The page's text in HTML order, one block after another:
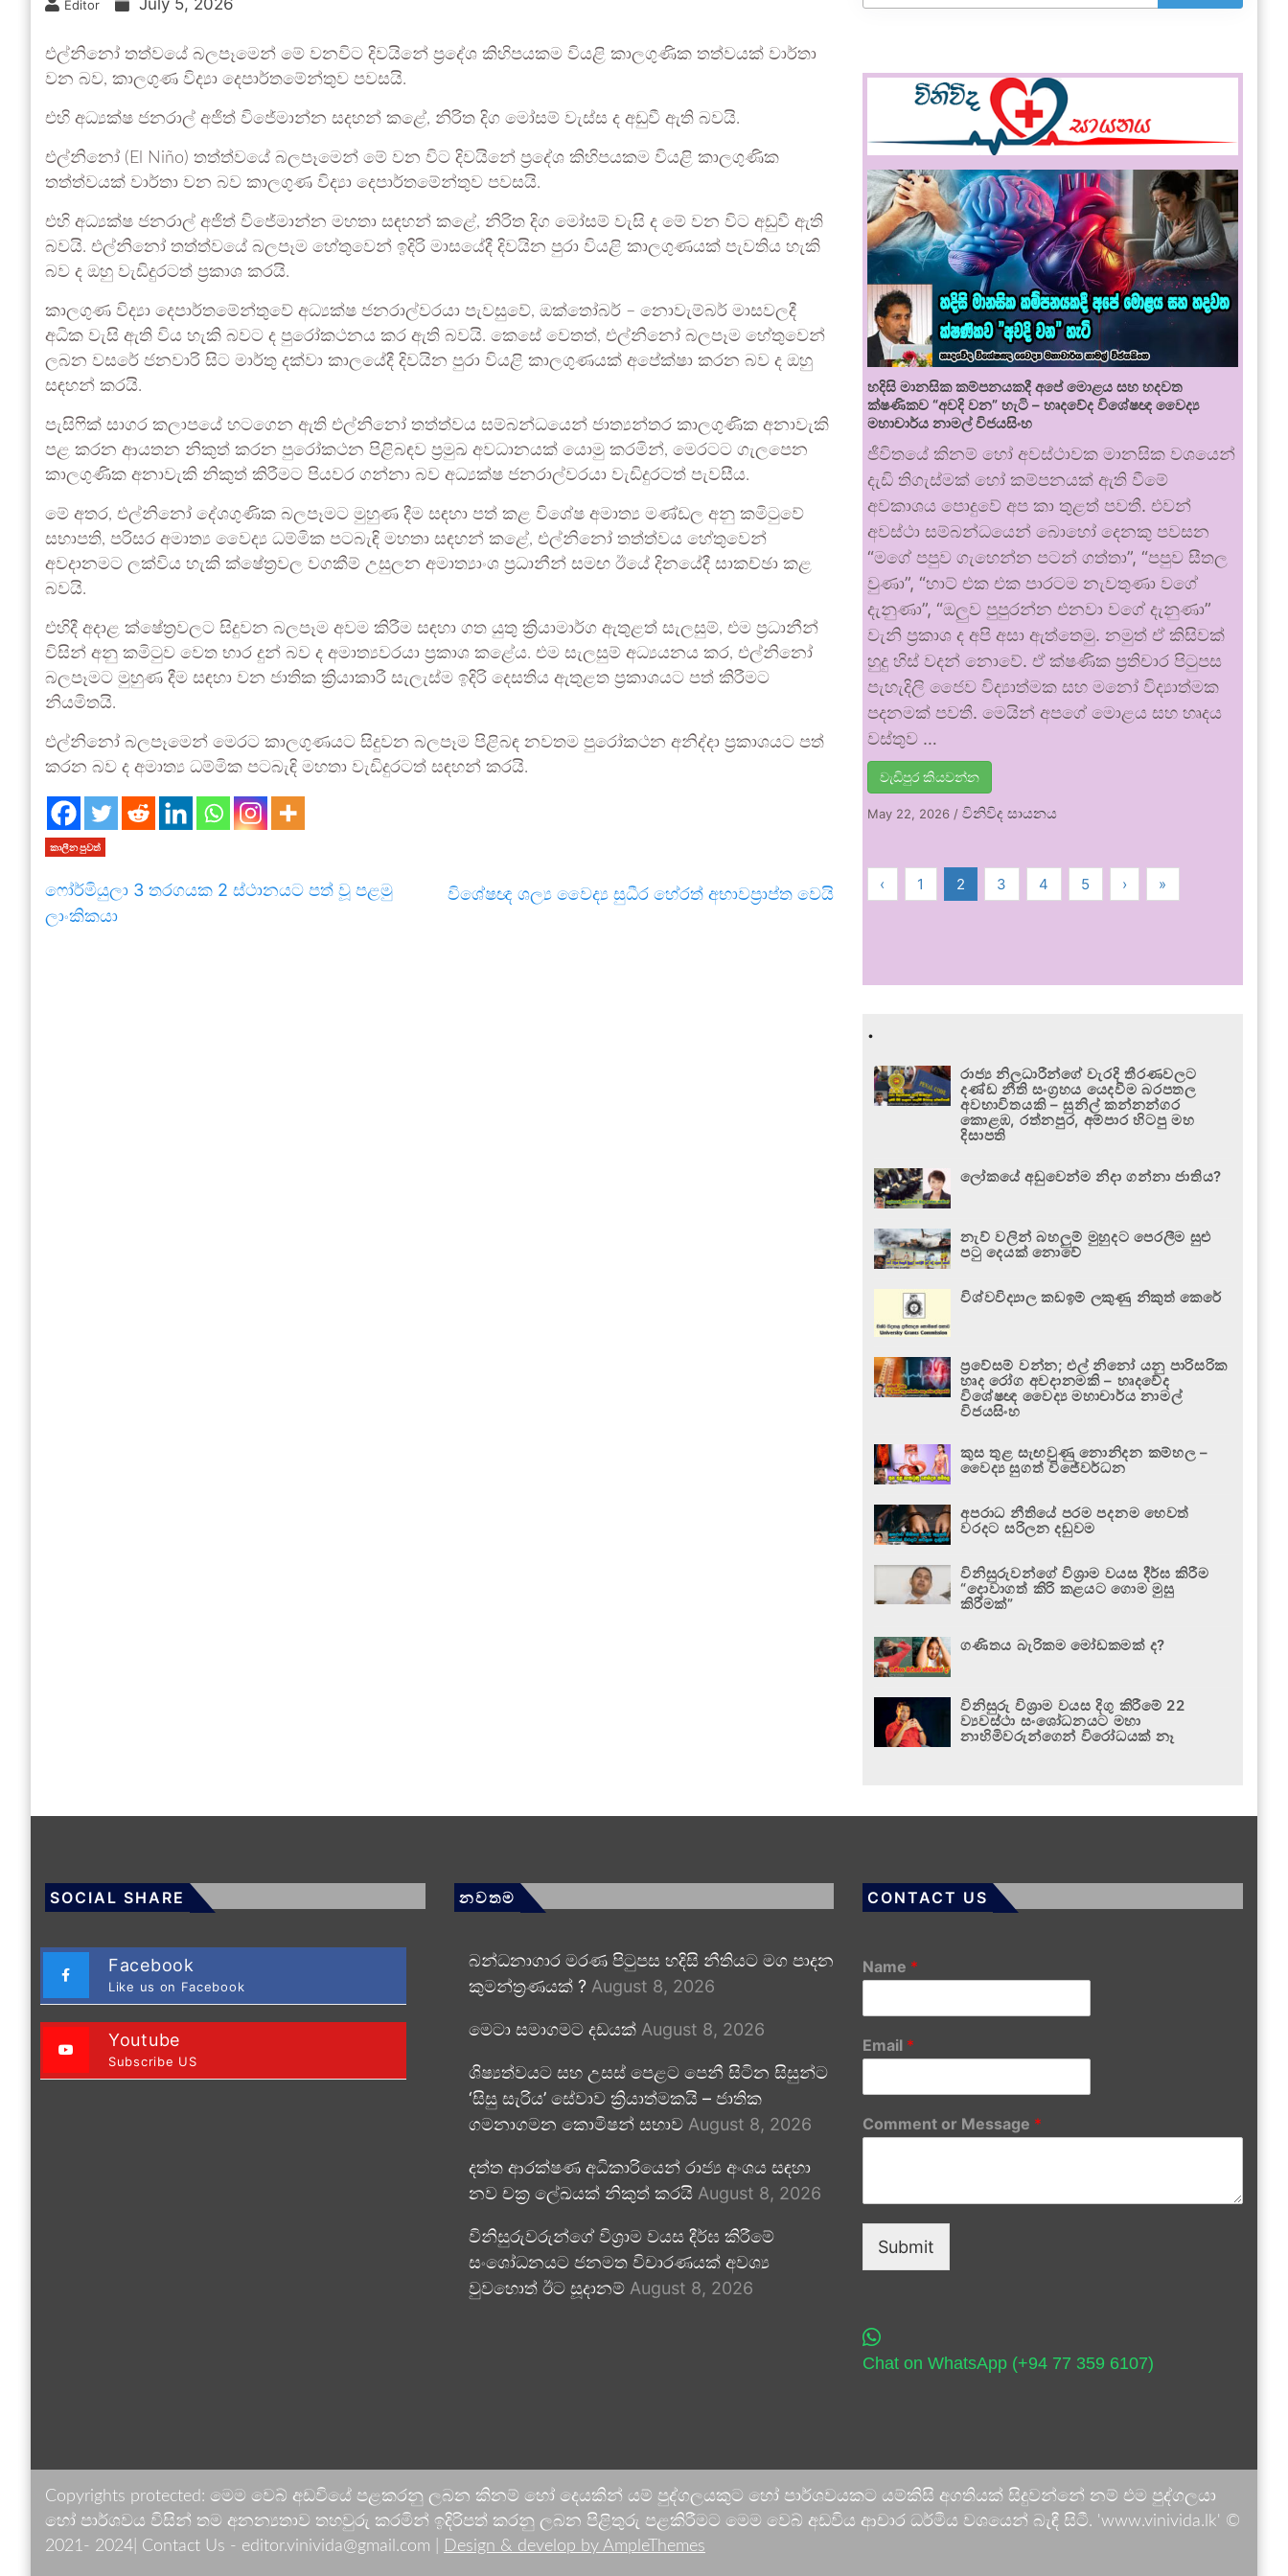
Editor July 5, 2026
එල්නිනෝ තත්වයේ බලපෑමෙන් මේ වනවිට දිවයිනේ ප්‍රදේශ කිහිපයකම වියළි කාලගුණික තත්වයක් වාර්තා
වන බව, කාලගුණ විද්‍යා දෙපාර්තමේන්තුව පවසයි.
එහි අධ්‍යක්ෂ ජනරාල් අජිත් විජේමාන්න සදහන් කළේ, නිරිත දිග මෝසම් වැස්ස ද අඩුවී ඇති බවයි.
එල්නිනෝ (El Niño) තත්ත්වයේ බලපෑමෙන් මේ වන විට දිවයිනේ ප්‍රදේශ කිහිපයකම වියළි කාලගුණික
තත්ත්වයක් වාර්තා වන බව කාලගුණ විද්‍යා දෙපාර්තමේන්තුව පවසයි.
එහි අධ්‍යක්ෂ ජනරාල් අජිත් විජේමාන්න මහතා සඳහන් කළේ, නිරිත දිග මෝසම් වැසි ද මේ වන විට අඩුවී ඇති
බවයි. එල්නිනෝ තත්ත්වයේ බලපෑම හේතුවෙන් ඉදිරි මාසයේදී දිවයින පුරා වියළි කාලගුණයක් පැවතිය හැකි
බව ද ඔහු වැඩිදුරටත් ප්‍රකාශ කරයි.
කාලගුණ විද්‍යා දෙපාර්තමේන්තුවේ අධ්‍යක්ෂ ජනරාල්වරයා පැවසුවේ, ඔක්තෝබර් – නොවැම්බර් මාසවලදී
අධික වැසි ඇති විය හැකි බවට ද පුරෝකථනය කර ඇති බවයි. කෙසේ වෙතත්, එල්නිනෝ බලපෑම හේතුවෙන්
ලබන වසරේ ජනවාරි සිට මාර්තු දක්වා කාලයේදී දිවයින පුරා වියළි කාලගුණයක් අපේක්ෂා කරන බව ද ඔහු
සඳහන් කරයි.
පැසිෆික් සාගර කලාපයේ හටගෙන ඇති එල්නිනෝ තත්ත්වය සම්බන්ධයෙන් ජාත්‍යන්තර කාලගුණික අනාවැකි
පළ කරන ආයතන නිකුත් කරන පුරෝකථන පිළිබඳව ප්‍රමුඛ අවධානයක් යොමු කරමින්, මෙරටට ගැලපෙන
කාලගුණික අනාවැකි නිකුත් කිරීමට පියවර ගන්නා බව අධ්‍යක්ෂ ජනරාල්වරයා වැඩිදුරටත් පැවසීය.
මේ අතර, එල්නිනෝ දේශගුණික බලපෑමට මුහුණ දීම සඳහා පත් කළ විශේෂ අමාත්‍ය මණ්ඩල අනු කමිටුවේ
සභාපති, පරිසර අමාත්‍ය වෛද්‍ය ධම්මික පටබැඳි මහතා සඳහන් කළේ, එල්නිනෝ තත්ත්වය හේතුවෙන්
අවදානමට ලක්විය හැකි ක්ෂේත්‍රවල වගකීම් උසුලන අමාත්‍යාංශ ප්‍රධානීන් සමඟ ඊයේ දිනයේදී සාකච්ඡා කළ
බවයි.
එහිදී අදාළ ක්ෂේත්‍රවලට සිදුවන බලපෑම අවම කිරීම සඳහා ගත යුතු ක්‍රියාමාර්ග ඇතුළත් සැලසුම්, එම ප්‍රධානීන්
විසින් අනු කමිටුව වෙත භාර දුන් බව ද අමාත්‍යවරයා ප්‍රකාශ කළේය. එම සැලසුම් අධ්‍යයනය කර, එල්නිනෝ
බලපෑමට මුහුණ දීම සඳහා වන ජාතික ක්‍රියාකාරී සැලැස්ම ඉදිරි දෙසතිය ඇතුළත ප්‍රකාශයට පත් කිරීමට
නියමිතයි.
එල්නිනෝ බලපෑමෙන් මෙරට කාලගුණයට සිදුවන බලපෑම පිළිබඳ නවතම පුරෝකථන අනිද්දා ප්‍රකාශයට පත්
කරන බව ද අමාත්‍ය ධම්මික පටබැඳි මහතා වැඩිදුරටත් සඳහන් කරයි.
කාලීන පුවත්
ෆෝර්මියුලා 3 තරගයක 2 ස්ථානයට පත් වූ පළමු
ලාංකිකයා
විශේෂඥ ශල්‍ය වෛද්‍ය සුධීර හේරත් අභාවප්‍රාප්ත වෙයි
හදිසි මානසික කම්පනයකදී අපේ මොළය සහ හදවත
ක්ෂණිකව “අවදි වන” හැටි – හෘදවේද විශේෂඥ වෛද්‍ය
මහාචාර්ය නාමල් විජයසිංහ
ජීවිතයේ කිනම් හෝ අවස්ථාවක මානසික වශයෙන්
දැඩි තිගැස්මක් හෝ කම්පනයක් ඇති වීමේ
අවකාශය පොදුවේ අප කා තුළත් පවතී. එවන්
අවස්ථා සම්බන්ධයෙන් බොහෝ දෙනකු පවසන
“මගේ පපුව ගැහෙන්න පටන් ගත්තා”, “පපුව සීතල
වුණා”, “හාට් එක එක පාරටම නැවතුණා වගේ
දැනුණා”, “ඔලුව පුපුරන්න එනවා වගේ දැනුණා”
වැනි ප්‍රකාශ ද අපි අසා ඇත්තෙමු. නමුත් ඒ කිසිවක්
හුදු හිස් වදන් නොවේ. ඒ ක්ෂණික ප්‍රතිචාර පිටුපස
පැහැදිලි ජෛව විද්‍යාත්මක සහ මනෝ විද්‍යාත්මක
පදනමක් පවතී. මෙයින් අපගේ මොළය සහ හෘදය
වස්තුව …
වැඩිපුර කියවන්න
May 22, 2026 /විනිවිද සායනය
‹ 1 2 3 4 5 › »
.
රාජ්‍ය නිලධාරීන්ගේ වැරදි තීරණවලට
දණ්ඩ නීති සංග්‍රහය යෙදවීම බරපතල
අවභාවිතයකි – සුනිල් කන්නන්ගර
කොළඹ, රත්නපුර, අම්පාර හිටපු මහ
දිසාපති
ලෝකයේ අඩුවෙන්ම නිදා ගන්නා ජාතිය?
නැව් වලින් බහලුම් මුහුදට පෙරලීම සුළු
පටු දෙයක් නොවේ
විශ්වවිද්‍යාල කඩඉම් ලකුණු නිකුත් කෙරේ
ප්‍රවේසම් වන්න; එල් නිනෝ යනු පාරිසරික
හෘද රෝග අවදානමකි – හෘදවේද
විශේෂඥ වෛද්‍ය මහාචාර්ය නාමල්
විජයසිංහ
කුස තුළ සැඟවුණු නොනිදන කම්හල –
වෛද්‍ය සුගත් විජේවර්ධන
අපරාධ නීතියේ පරම පදනම හෙවත්
වරදට සරිලන දඬුවම
විනිසුරුවන්ගේ විශ්‍රාම වයස දීර්ඝ කිරීම
“දොවාගත් කිරි කළයට ගොම මුසු
කිරීමක්”
ගණිතය බැරිකම මෝඩකමක් ද?
විනිසුරු විශ්‍රාම වයස දිගු කිරීමේ 22
ව්‍යවස්ථා සංශෝධනයට මහා
නාහිමිවරුන්ගෙන් විරෝධයක් නෑ
SOCIAL SHARE
Facebook
Like us on Facebook
Youtube
Subscribe US
නවතම
බන්ධනාගාර මරණ පිටුපස හදිසි නීතියට මග පාදන
කුමන්ත්‍රණයක් ? August 8, 2026
මෙටා සමාගමට දඩයක් August 8, 2026
ශිෂ්‍යත්වයට සහ උසස් පෙළට පෙනී සිටින සිසුන්ට
‘සිසු සැරිය’ සේවාව ක්‍රියාත්මකයි – ජාතික
ගමනාගමන කොමිෂන් සභාව August 8, 2026
දත්ත ආරක්ෂණ අධිකාරියෙන් රාජ්‍ය අංශය සඳහා
නව චක්‍ර ලේඛයක් නිකුත් කරයි August 8, 2026
විනිසුරුවරුන්ගේ විශ්‍රාම වයස දීර්ඝ කිරීමේ
සංශෝධනයට ජනමත විචාරණයක් අවශ්‍ය
වුවහොත් ඊට සූදානම් August 8, 2026
CONTACT US
Name *
Email *
Comment or Message *
Submit
Chat on WhatsApp (+94 77 359 6107)
Copyrights protected: මෙම වෙබ් අඩවියේ පළකරනු ලබන කිනම් හෝ දෙයකින් යම් පුද්ගලයකුට හෝ පාර්ශවයකට යම්කිසි අගතියක් සිදුවන්නේ නම් එම පුද්ගලයා
හෝ පාර්ශවය විසින් තම අනන්‍යතාව තහවුරු කරමින් ඉදිරිපත් කරනු ලබන පිළිතුරු පළකිරීමට මෙම වෙබ් අඩවිය ආචාර ධර්මීය වශයෙන් බැඳී සිටී. 'www.vinivida.lk' ©
2021- 2024| Contact Us - editor.vinivida@gmail.com |
Design & develop by AmpleThemes